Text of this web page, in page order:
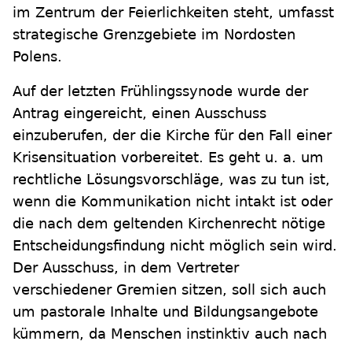
im Zentrum der Feierlichkeiten steht, umfasst
strategische Grenzgebiete im Nordosten
Polens.
Auf der letzten Frühlingssynode wurde der
Antrag eingereicht, einen Ausschuss
einzuberufen, der die Kirche für den Fall einer
Krisensituation vorbereitet. Es geht u. a. um
rechtliche Lösungsvorschläge, was zu tun ist,
wenn die Kommunikation nicht intakt ist oder
die nach dem geltenden Kirchenrecht nötige
Entscheidungsfindung nicht möglich sein wird.
Der Ausschuss, in dem Vertreter
verschiedener Gremien sitzen, soll sich auch
um pastorale Inhalte und Bildungsangebote
kümmern, da Menschen instinktiv auch nach